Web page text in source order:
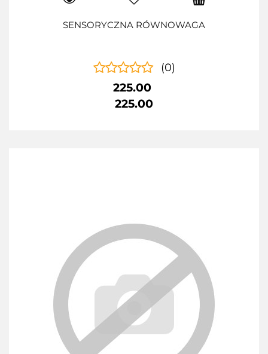
SENSORYCZNA RÓWNOWAGA
(0)
225.00
225.00